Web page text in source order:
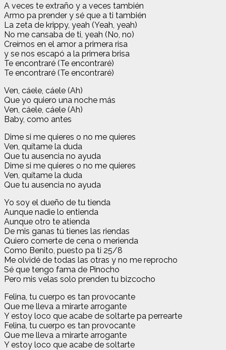
A veces te extraño y a veces también
Armo pa prender y sé que a ti también
La zeta de krippy, yeah (Yeah, yeah)
No me cansaba de ti, yeah (No, no)
Creímos en el amor a primera risa
y se nos escapó a la primera brisa
Te encontraré (Te encontraré)
Te encontraré (Te encontraré)
Ven, cáele, cáele (Ah)
Que yo quiero una noche más
Ven, cáele, cáele (Ah)
Baby, como antes
Dime si me quieres o no me quieres
Ven, quítame la duda
Que tu ausencia no ayuda
Dime si me quieres o no me quieres
Ven, quítame la duda
Que tu ausencia no ayuda
Yo soy el dueño de tu tienda
Aunque nadie lo entienda
Aunque otro te atienda
De mis ganas tú tienes las riendas
Quiero comerte de cena o merienda
Como Benito, puesto pa ti 25/8
Me olvidé de todas las otras y no me reprocho
Sé que tengo fama de Pinocho
Pero mis velas solo prenden tu bizcocho
Felina, tu cuerpo es tan provocante
Que me lleva a mirarte arrogante
Y estoy loco que acabe de soltarte pa perrearte
Felina, tu cuerpo es tan provocante
Que me lleva a mirarte arrogante
Y estoy loco que acabe de soltarte